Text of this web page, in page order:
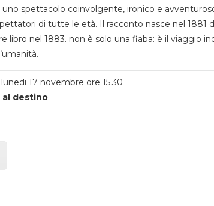
uno spettacolo coinvolgente, ironico e
di tutte le età. Il racconto nasce nel 1881
libro nel 1883. non è solo una fiaba: è il viaggio
17 novembre ore 15.30
al destino